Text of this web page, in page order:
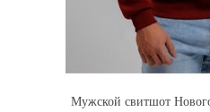
Мужской свитшот